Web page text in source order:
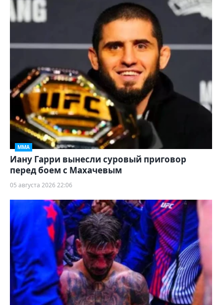
ММА
Иану Гарри вынесли суровый приговор
перед боем с Махачевым
05 августа 2026 22:06